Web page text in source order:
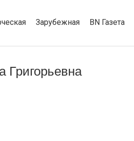
Зарубежная BN Газета
Григорьевна